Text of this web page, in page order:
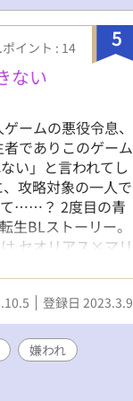
5
イント : 14
ない
ームの悪役令息、
でありこのゲーム
い」と言われてし
攻略対象の一人で
て……？ 2度目の青
生BLストーリー。
セオリアス×マリ
あります。 エロ
注意！！ ※いじめ
セオリアス以外の
。 ※なんでも許せ
ください！
登録日 2023.3.9
嫌われ